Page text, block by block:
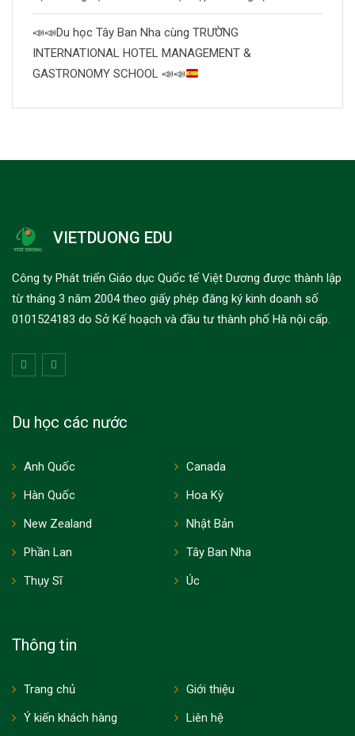
📣📣Du học Tây Ban Nha cùng TRƯỜNG
INTERNATIONAL HOTEL MANAGEMENT &
GASTRONOMY SCHOOL 📣📣
VIETDUONG EDU
Công ty Phát triển Giáo dục Quốc tế Việt Dương được thành lập
từ tháng 3 năm 2004 theo giấy phép đăng ký kinh doanh số
0101524183 do Sở Kế hoạch và đầu tư thành phố Hà nội cấp.
Du học các nước
Anh Quốc
Canada
Hàn Quốc
Hoa Kỳ
New Zealand
Nhật Bản
Phần Lan
Tây Ban Nha
Thụy Sĩ
Úc
Thông tin
Trang chủ
Giới thiệu
Ý kiến khách hàng
Liên hệ